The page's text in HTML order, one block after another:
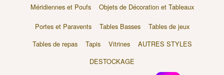
Méridiennes et Poufs
Objets de Décoration et Tableaux
Portes et Paravents Tables Basses
Tables de jeux
Tables de repas
Tapis Vitrines
AUTRES STYLES
DESTOCKAGE